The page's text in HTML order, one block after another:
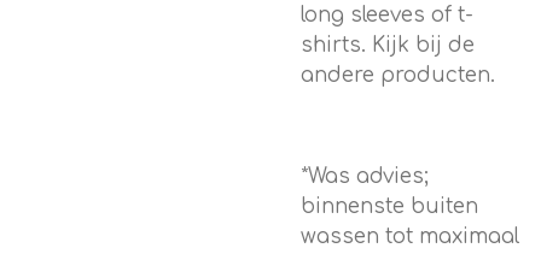
long sleeves of t-
shirts. Kijk bij de
andere producten.
*Was advies;
binnenste buiten
wassen tot maximaal